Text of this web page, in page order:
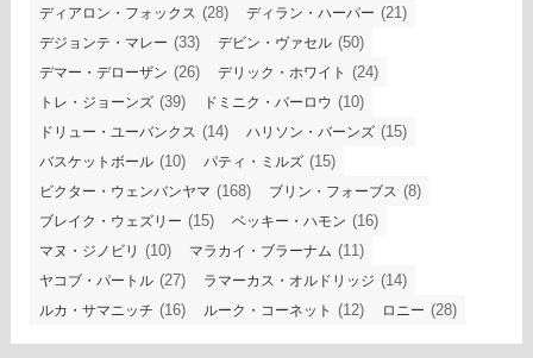
ディアロン・フォックス (28) ディラン・ハーパー (21)
デジョンテ・マレー (33) デビン・ヴァセル (50)
デマー・デローザン (26) デリック・ホワイト (24)
トレ・ジョーンズ (39) ドミニク・バーロウ (10)
ドリュー・ユーバンクス (14) ハリソン・バーンズ (15)
バスケットボール (10) パティ・ミルズ (15)
ビクター・ウェンバンヤマ (168) ブリン・フォーブス (8)
ブレイク・ウェズリー (15) ベッキー・ハモン (16)
マヌ・ジノビリ (10) マラカイ・ブラーナム (11)
ヤコブ・パートル (27) ラマーカス・オルドリッジ (14)
ルカ・サマニッチ (16) ルーク・コーネット (12) ロニー (28)